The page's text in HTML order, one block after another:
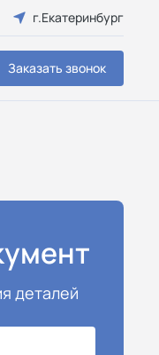
г.Екатеринбург
Заказать звонок
деталей